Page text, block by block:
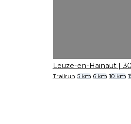
Leuze-en-Hainaut |
Trailrun 5 km 6 km 10 km